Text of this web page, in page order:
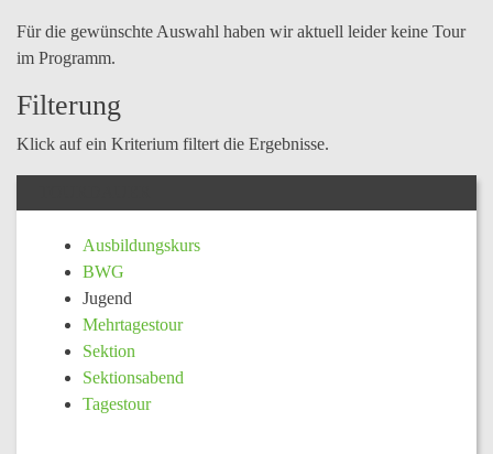
Für die gewünschte Auswahl haben wir aktuell leider keine Tour
im Programm.
Filterung
Klick auf ein Kriterium filtert die Ergebnisse.
Ausbildungskurs
BWG
Jugend
Mehrtagestour
Sektion
Sektionsabend
Tagestour